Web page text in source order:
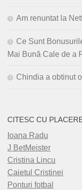
Am renuntat la
Ce Sunt
Mai Bună Cale de a
Chindia a obtinut
CITESC CU
Ioana Radu
J BetMeister
Cristina Lincu
Caietul Cristinei
Ponturi fotbal